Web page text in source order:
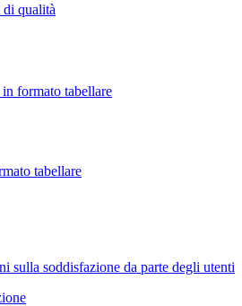
di qualità
formato tabellare
tabellare
sulla soddisfazione da parte degli utenti